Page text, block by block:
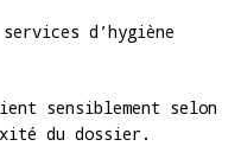
d’hygiène
sensiblement selon
du dossier.